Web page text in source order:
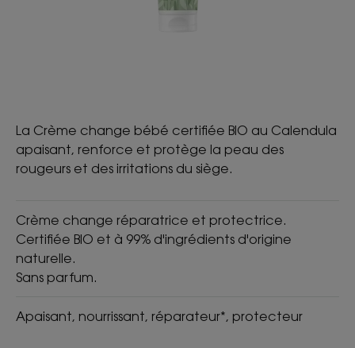
La Crème change bébé certifiée BIO au Calendula
apaisant, renforce et protège la peau des
rougeurs et des irritations du siège.
Crème change réparatrice et protectrice.
Certifiée BIO et à 99% d'ingrédients d'origine
naturelle.
Sans parfum.
Apaisant, nourrissant, réparateur*, protecteur